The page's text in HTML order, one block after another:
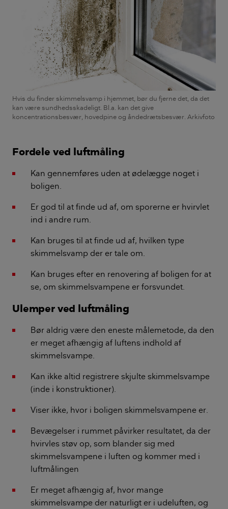
Hvis du finder skimmelsvamp i hjemmet, bør du fjerne det, da det
kan være sundhedsskadeligt. Bl.a. kan det give
koncentrationsbesvær, hovedpine og åndedrætsbesvær. Arkivfoto
Fordele ved luftmåling
Kan gennemføres uden at ødelægge noget i
boligen.
Er god til at finde ud af, om sporerne er hvirvlet
ind i andre rum.
Kan bruges til at finde ud af, hvilken type
skimmelsvamp der er tale om.
Kan bruges efter en renovering af boligen for at
se, om skimmelsvampene er forsvundet.
Ulemper ved luftmåling
Bør aldrig være den eneste målemetode, da den
er meget afhængig af luftens indhold af
skimmelsvampe.
Kan ikke altid registrere skjulte skimmelsvampe
(inde i konstruktioner).
Viser ikke, hvor i boligen skimmelsvampene er.
Bevægelser i rummet påvirker resultatet, da der
hvirvles støv op, som blander sig med
skimmelsvampene i luften og kommer med i
luftmålingen
Er meget afhængig af, hvor mange
skimmelsvampe der naturligt er i udeluften, og